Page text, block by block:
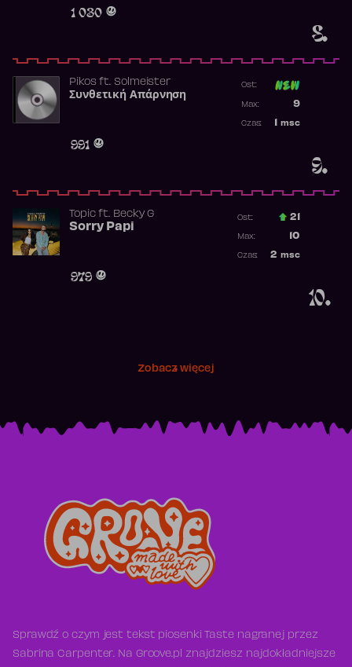
8.
1 030
9.
Pikosft. Solmeister
Συνθετική Απάρνηση
991
Ost:
9
Max:
msc
Czas:
10.
Topicft. Becky G
Sorry Papi
979
Ost.: 21
10
Max:
2 msc
Czas:
Zobacz więcej
Sprawdź o czym jest tekst piosenki Taste nagranej przez
Sabrina Carpenter. Na Groove.pl znajdziesz najdokładniejsze